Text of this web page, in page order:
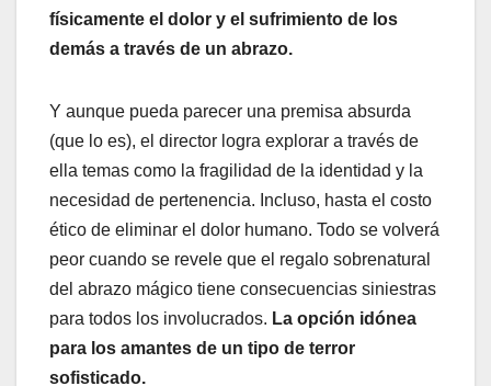
físicamente el dolor y el sufrimiento de los
demás a través de un abrazo.
Y aunque pueda parecer una premisa absurda
(que lo es), el director logra explorar a través de
ella temas como la fragilidad de la identidad y la
necesidad de pertenencia. Incluso, hasta el costo
ético de eliminar el dolor humano. Todo se volverá
peor cuando se revele que el regalo sobrenatural
del abrazo mágico tiene consecuencias siniestras
para todos los involucrados. La opción idónea
para los amantes de un tipo de terror
sofisticado.